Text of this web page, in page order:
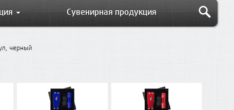
Сувенирная продукция
черный